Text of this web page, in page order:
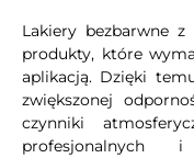
Lakiery bezbarwne
produkty, które
aplikacją. Dzięki
zwiększonej
czynniki
profesjonalnych i